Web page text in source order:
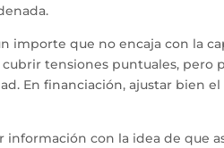
importe que no encaja con la
tensiones puntuales, pero
En financiación, ajustar bien
información con la idea de que